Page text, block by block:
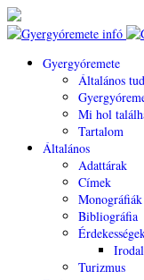
Gyergyóremete
Általános
Mi hol
Tartalom
Általános
Adattárak
Címek
Monográfiák
Bibliográfia
Turizmus